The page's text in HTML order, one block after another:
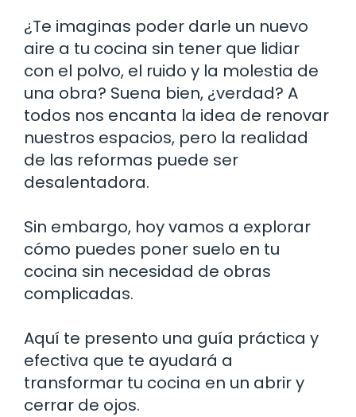
¿Te imaginas poder darle un nuevo
aire a tu cocina sin tener que lidiar
con el polvo, el ruido y la molestia de
una obra? Suena bien, ¿verdad? A
todos nos encanta la idea de renovar
nuestros espacios, pero la realidad
de las reformas puede ser
desalentadora.
Sin embargo, hoy vamos a explorar
cómo puedes poner suelo en tu
cocina sin necesidad de obras
complicadas.
Aquí te presento una guía práctica y
efectiva que te ayudará a
transformar tu cocina en un abrir y
cerrar de ojos.